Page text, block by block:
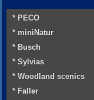
* PECO
* miniNatur
* Busch
* Sylvias
* Woodland scenics
* Faller